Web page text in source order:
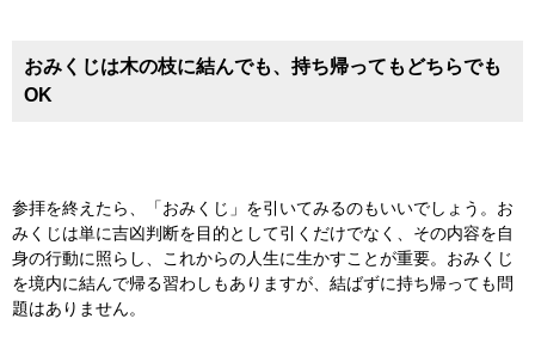
おみくじは木の枝に結んでも、持ち帰ってもどちらでも
OK
参拝を終えたら、「おみくじ」を引いてみるのもいいでしょう。お
みくじは単に吉凶判断を目的として引くだけでなく、その内容を自
身の行動に照らし、これからの人生に生かすことが重要。おみくじ
を境内に結んで帰る習わしもありますが、結ばずに持ち帰っても問
題はありません。